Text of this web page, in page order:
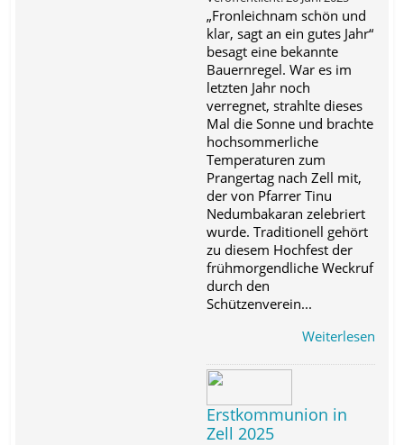
„Fronleichnam schön und
klar, sagt an ein gutes Jahr“
besagt eine bekannte
Bauernregel. War es im
letzten Jahr noch
verregnet, strahlte dieses
Mal die Sonne und brachte
hochsommerliche
Temperaturen zum
Prangertag nach Zell mit,
der von Pfarrer Tinu
Nedumbakaran zelebriert
wurde. Traditionell gehört
zu diesem Hochfest der
frühmorgendliche Weckruf
durch den
Schützenverein...
Weiterlesen
Erstkommunion in
Zell 2025